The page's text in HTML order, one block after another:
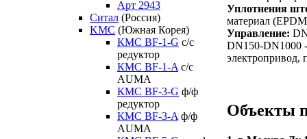
Арт 2943
Ситал (Россия)
KMC (Южная Корея)
КМС BF-1-G с/с
редуктор
КМС BF-1-A с/с
AUMA
КМС BF-3-G ф/ф
редуктор
КМС BF-3-A ф/ф
AUMA
Уплотнения
материал
Управление:
DN150-DN1000
электропривод,
Объекты